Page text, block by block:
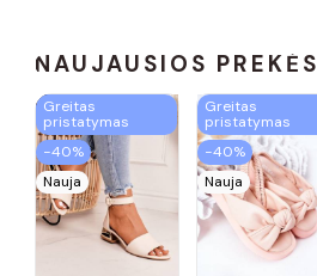
NAUJAUSIOS PREKĖS
Greitas
pristatymas
−40%
Nauja
Greitas
pristatymas
−40%
Nauja